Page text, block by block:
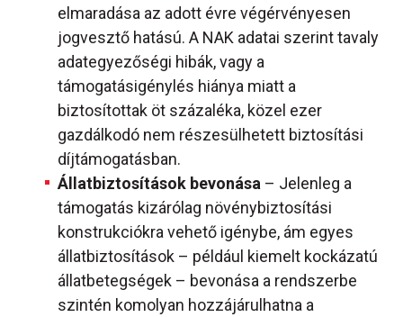
elmaradása az adott évre végérvényesen
jogvesztő hatású. A NAK adatai szerint tavaly
adategyezőségi hibák, vagy a
támogatásigénylés hiánya miatt a
biztosítottak öt százaléka, közel ezer
gazdálkodó nem részesülhetett biztosítási
díjtámogatásban.
Állatbiztosítások bevonása – Jelenleg a
támogatás kizárólag növénybiztosítási
konstrukciókra vehető igénybe, ám egyes
állatbiztosítások – például kiemelt kockázatú
állatbetegségek – bevonása a rendszerbe
szintén komolyan hozzájárulhatna a